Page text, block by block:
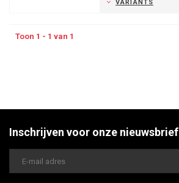
VARIANTS
Toon 1 - 1 van 1
Inschrijven voor onze nieuwsbrief